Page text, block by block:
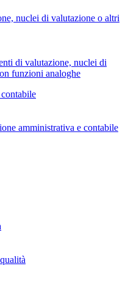
nuclei di valutazione o altri
di valutazione, nuclei di
funzioni analoghe
amministrativa e contabile